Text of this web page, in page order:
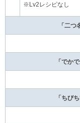
※Lv2レシピなし
「二
「でか
「ちび